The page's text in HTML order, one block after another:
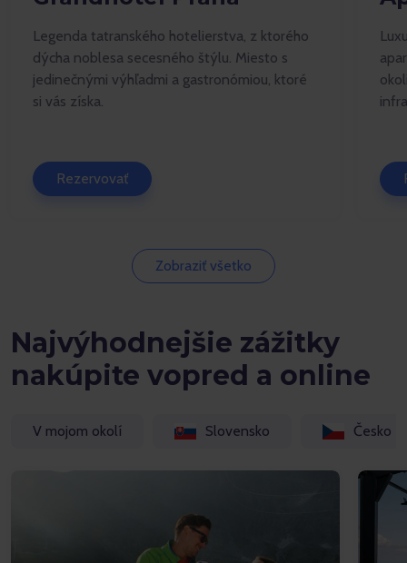
Legenda tatranského hotelierstva, z ktorého
dýcha noblesa secesného štýlu. Miesto s
jedinečnými výhľadmi a gastronómiou, ktoré
si vás získa.
Rezervovať
Zobraziť všetko
Najvýhodnejšie zážitky
nakúpite vopred a online
V mojom okolí Slovensko Česko